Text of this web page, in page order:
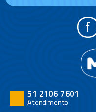
51 2106 7601
Atendimento